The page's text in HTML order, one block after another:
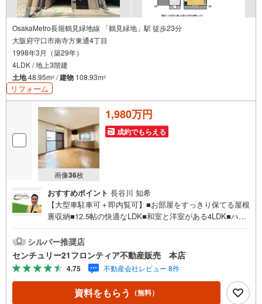
OsakaMetro長堀鶴見緑地線 「鶴見緑地」駅 徒歩23分
大阪府守口市南寺方東通4丁目
1998年3月（築29年）
4LDK / 地上3階建
土地48.95m2 /建物 108.93m2
リフォーム
画像36枚
1,980万円
成約でもらえる
おすすめポイント 長谷川 知希
【大型車駐車可＋即内覧可】■お部屋をすっきり保てる屋根
裏収納■12.5帖の快適なLDK■和室と洋室がある4LDK■ハイ
買い物も安心 特徴・花博鶴見緑地公園まで徒歩15分。休日
に家族でお出かけにピッタリです！・医療法人清水会鶴見
緑地病院まで徒歩8分で急病時や通院にも安心です・全居室
が5.5帖以上の広さを確保したゆとりある設計 リフォーム
内容・洗面台入替え（2009年7月）・トイレ入替え（2017
年6月） 立地・錦小学校まで徒歩約8分・錦中学校まで徒歩
シルバー推奨店
センチュリー21フロンティア不動産販売 本店
4.75 不動産会社レビュー 8件
資料をもらう （無料）